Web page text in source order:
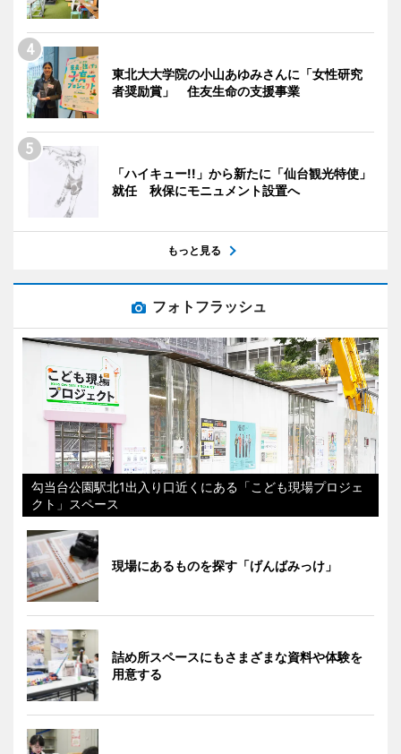
東北大大学院の小山あゆみさんに「女性研究
者奨励賞」 住友生命の支援事業
「ハイキュー!!」から新たに「仙台観光特使」
就任 秋保にモニュメント設置へ
もっと見る
フォトフラッシュ
勾当台公園駅北1出入り口近くにある「こども現場プロジェ
クト」スペース
現場にあるものを探す「げんばみっけ」
詰め所スペースにもさまざまな資料や体験を
用意する